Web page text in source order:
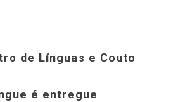
de Línguas e Couto
é entregue